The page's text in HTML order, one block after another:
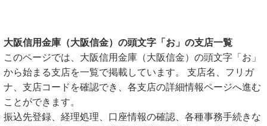
大阪信用金庫（大阪信金）の頭文字「お」の支店一覧
このページでは、大阪信用金庫（大阪信金）の頭文字「お」
から始まる支店を一覧で掲載しています。 支店名、フリガ
ナ、支店コードを確認でき、各支店の詳細情報ページへ進む
ことができます。
振込先登録、経理処理、口座情報の確認、各種事務手続きな